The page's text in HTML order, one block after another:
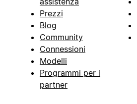
Prezzi
Blog
Community
Connessioni
Modelli
Programmi per i
partner